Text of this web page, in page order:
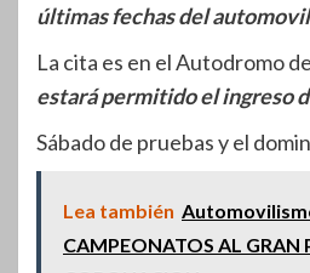
últimas fechas del
La cita es en el Autodromo
estará permitido el ingreso
Sábado de pruebas y el
Lea también
CAMPEONATOS AL GRAN